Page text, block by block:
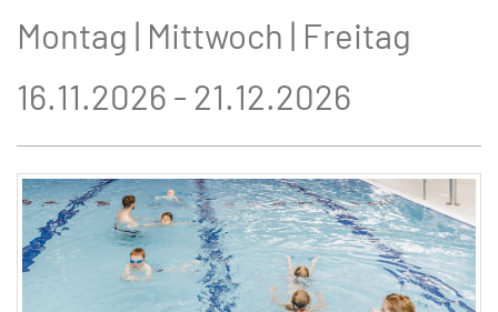
Montag | Mittwoch | Freitag
16.11.2026 - 21.12.2026